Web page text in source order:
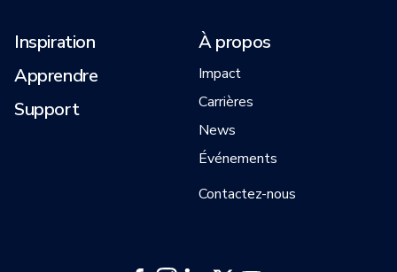
Inspiration
Apprendre
Support
À propos
Impact
Carrières
News
Événements
Contactez-nous